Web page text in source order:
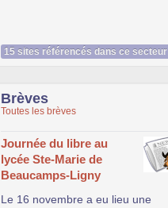
15 sites référencés dans ce secteur
Brèves
Toutes les brèves
Journée du libre au
lycée Ste-Marie de
Beaucamps-Ligny
Le 16 novembre a eu lieu une